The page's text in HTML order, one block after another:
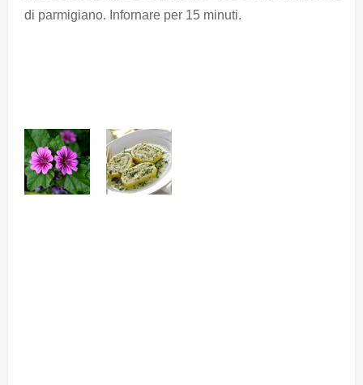
di parmigiano. Infornare per 15 minuti.